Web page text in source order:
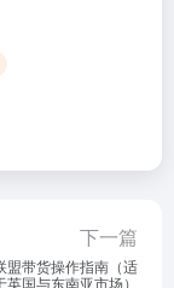
下一篇
盟带货操作指南（适
英国与东南亚市场）